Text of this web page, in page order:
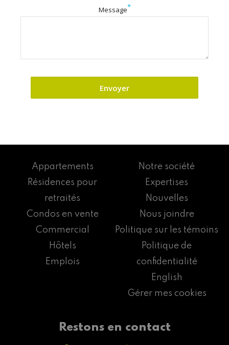
Message*
Appartements
Résidences pour
retraités
Condos en vente
Commercial
Hôtels
Emplois
Notre société
Expertises
Nouvelles
Nous joindre
Politique sur les témoins
Politique de
confidentialité
English
Gérer mes cookies
Restons en contact